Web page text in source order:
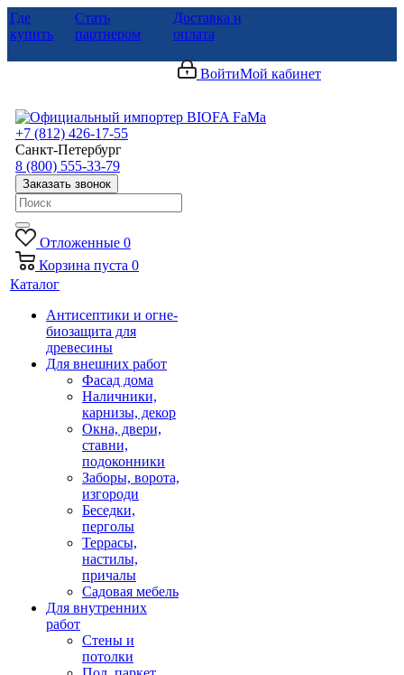
Где
купить
Стать
партнером
Доставка и
оплата
ВойтиМой кабинет
+7 (812) 426-17-55
Санкт-Петербург
8 (800) 555-33-79
Заказать звонок
Отложенные 0
Корзина пуста 0
Каталог
Антисептики и огне-
биозащита для
древесины
Для внешних работ
Фасад дома
Наличники,
карнизы, декор
Окна, двери,
ставни,
подоконники
Заборы, ворота,
изгороди
Беседки,
перголы
Террасы,
настилы,
причалы
Садовая мебель
Для внутренних
работ
Стены и
потолки